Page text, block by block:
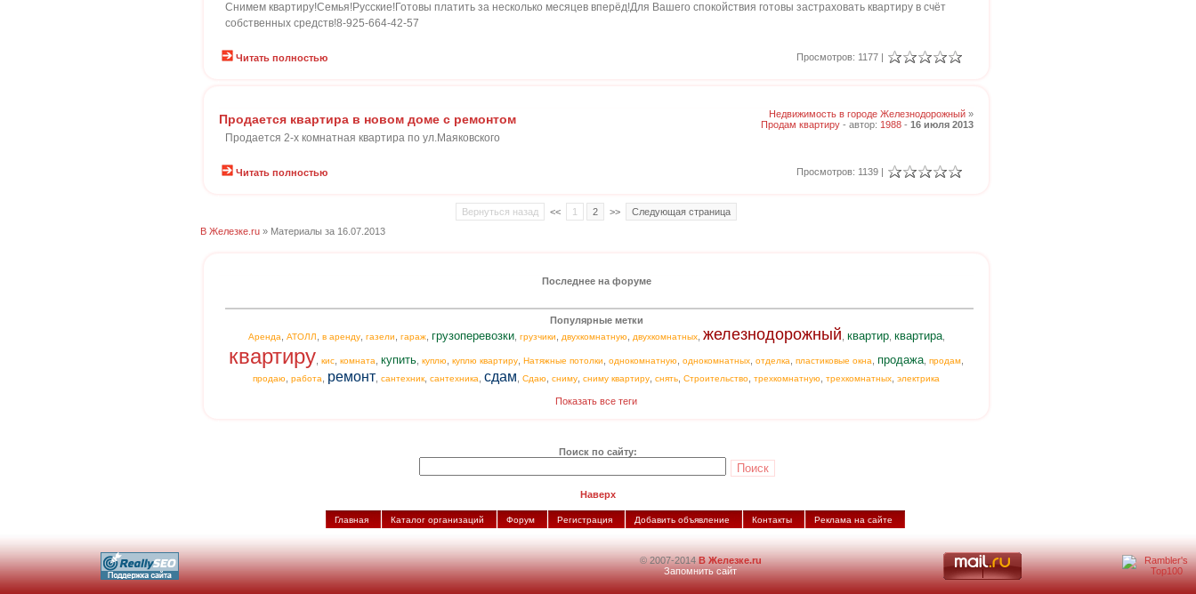
Снимем квартиру!Семья!Русские!Готовы платить за несколько месяцев вперёд!Для Вашего спокойствия готовы застраховать квартиру в счёт
собственных средств!8-925-664-42-57
Читать полностью Просмотров: 1177 |
Продается квартира в новом доме с ремонтом Недвижимость в городе Железнодорожный »
Продам квартиру - автор: 1988 - 16 июля 2013
Продается 2-х комнатная квартира по ул.Маяковского
Читать полностью Просмотров: 1139 |
Вернуться назад << 1 2 >>
Следующая страница
В Железке.ru » Материалы за 16.07.2013
Последнее на форуме
Популярные метки
Аренда АТОЛЛ в аренду, газели гараж, грузоперевозки, грузчики двухкомнатную двухкомнатных, железнодорожный квартир, квартира,
квартиру кис комната купить куплю куплю квартиру Натяжные потолки однокомнатную однокомнатных отделка пластиковые окна продажа продам
продаю работа ремонт сантехник сантехника сдам Сдаю сниму сниму квартиру снять Строительство трехкомнатную трехкомнатных электрика
Показать все теги
Поиск по сайту:
Наверх
Главная Каталог организаций Форум Регистрация Добавить объявление Контакты Реклама на сайте
© 2007-2014В Железке.ru
Запомнить сайт